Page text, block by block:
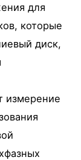
для
которые
диск,
измерение